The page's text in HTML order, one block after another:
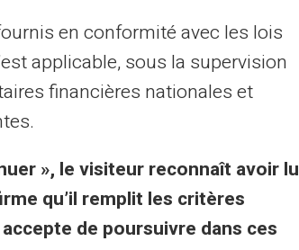
pour éviter des
de
interfaces sécurisées.
lors de la
en conformité avec les lois
applicable, sous la supervision
financières nationales et
», le visiteur reconnaît avoir lu
qu’il remplit les critères
de poursuivre dans ces